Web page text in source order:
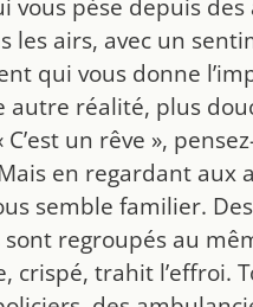
vous pèse depuis des
les airs, avec un
qui vous donne
autre réalité, plus
un rêve »,
en regardant aux
semble familier.
regroupés au
crispé, trahit l’effroi.